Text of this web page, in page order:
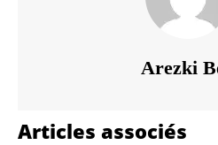
Arezki
Articles associés